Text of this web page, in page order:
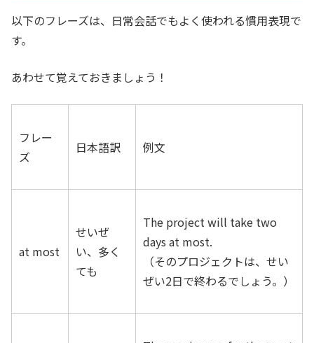
以下のフレーズは、日常会話でもよく使われる慣用表現で
す。
あわせて覚えておきましょう！
フレー
ズ
日本語訳 例文
at most
せいぜ
い、多く
ても
The project will take two
days at most.
（そのプロジェクトは、せい
ぜい2日で終わるでしょう。）